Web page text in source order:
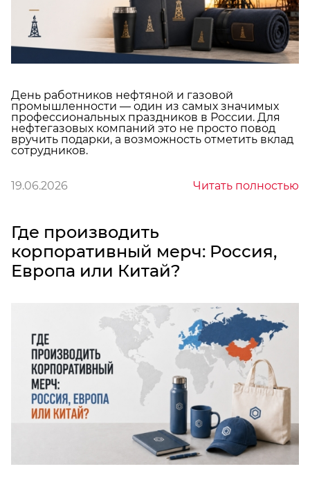
День работников нефтяной и газовой
промышленности — один из самых значимых
профессиональных праздников в России. Для
нефтегазовых компаний это не просто повод
вручить подарки, а возможность отметить вклад
сотрудников.
19.06.2026 Читать полностью
Где производить
корпоративный мерч: Россия,
Европа или Китай?